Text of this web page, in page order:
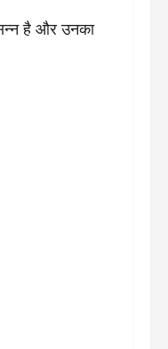
है और उनका